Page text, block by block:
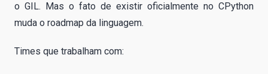
o GIL. Mas o fato de existir oficialmente no CPython
muda o roadmap da linguagem.
Times que trabalham com: